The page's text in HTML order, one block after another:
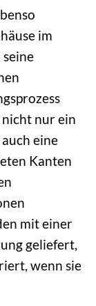
im
nur ein
eine
Kanten
mit einer
geliefert,
wenn sie